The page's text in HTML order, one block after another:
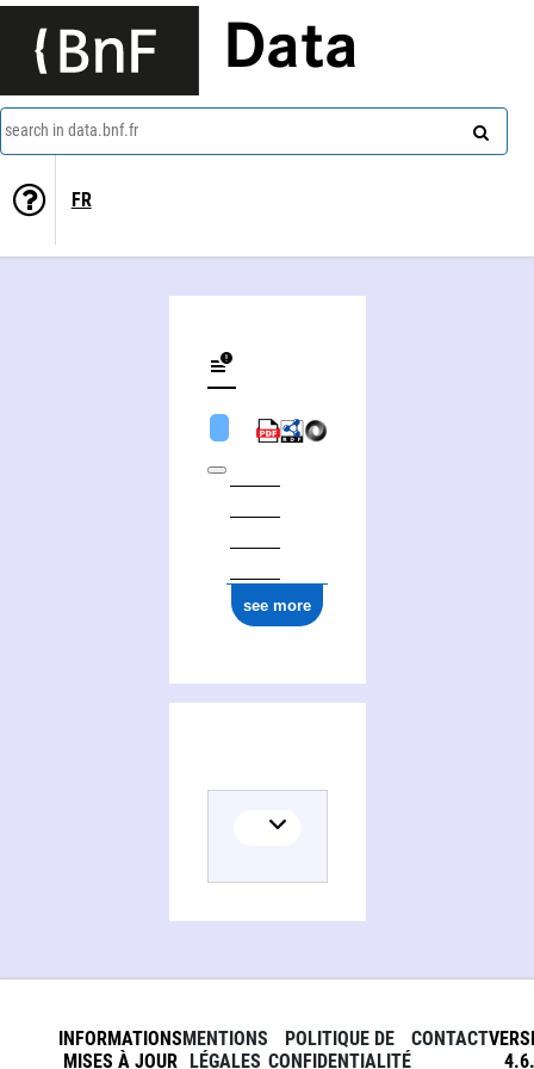
Data
search in data.bnf.fr
FR
see more
INFORMATIONS
MISES À JOUR
MENTIONS
LÉGALES
POLITIQUE DE
CONFIDENTIALITÉ
CONTACT